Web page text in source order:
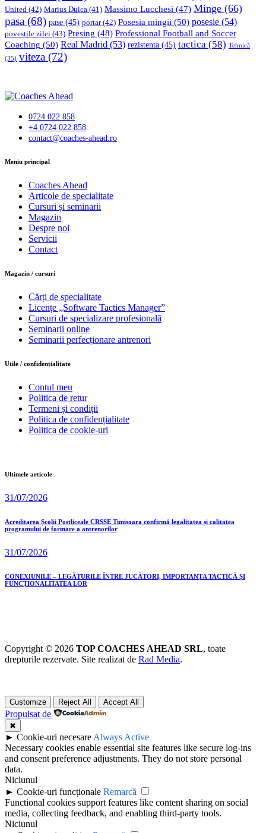
United (42) Marius Dulca (41) Massimo Lucchesi (47) Minge (66)
pasa (68) pase (45) portar(42) Posesia mingii (50) posesie (54)
povestile zilei (43) Presing (48) Professional Football and Soccer
Coaching (50) Real Madrid (53) rezistenta (45) tactica (58) Tehnică
(35) viteza (72)
0724 022 858
+4 0724 022 858
contact@coaches-ahead.ro
facebook-
Meniu principal
Coaches Ahead
Articole de specialitate
Cursuri și seminarii
Magazin
Despre noi
Servicii
Contact
Magazin / cursuri
Cărți de specialitate
Licențe „Software Tactics Manager”
Cursuri de specializare profesională
Seminarii online
Seminarii perfecționare antrenori
Utile / confidențialitate
Contul meu
Politica de retur
Termeni și condiții
Politica de confidențialitate
Politica de cookie-uri
Ultimele articole
31/07/2026
Acreditarea Școlii Postliceale CRSSE Timișoara confirmă legalitatea și calitatea
programului de formare a antrenorilor
31/07/2026
CONEXIUNILE – LEGĂTURILE ÎNTRE JUCĂTORI, IMPORTANȚA TACTICĂ ȘI
FUNCȚIONALITATEA LOR
Copyright © 2026 TOP COACHES AHEAD SRL, toate
drepturile rezervate. Site realizat de Rad Media.
Customize Reject All Accept All
Propulsat de
✖
► Cookie-uri necesare Always Active
Necessary cookies enable essential site features like secure log-ins
and consent preference adjustments. They do not store personal
data.
Niciunul
► Cookie-uri funcționale Remarcă
Functional cookies support features like content sharing on social
media, collecting feedback, and enabling third-party tools.
Niciunul